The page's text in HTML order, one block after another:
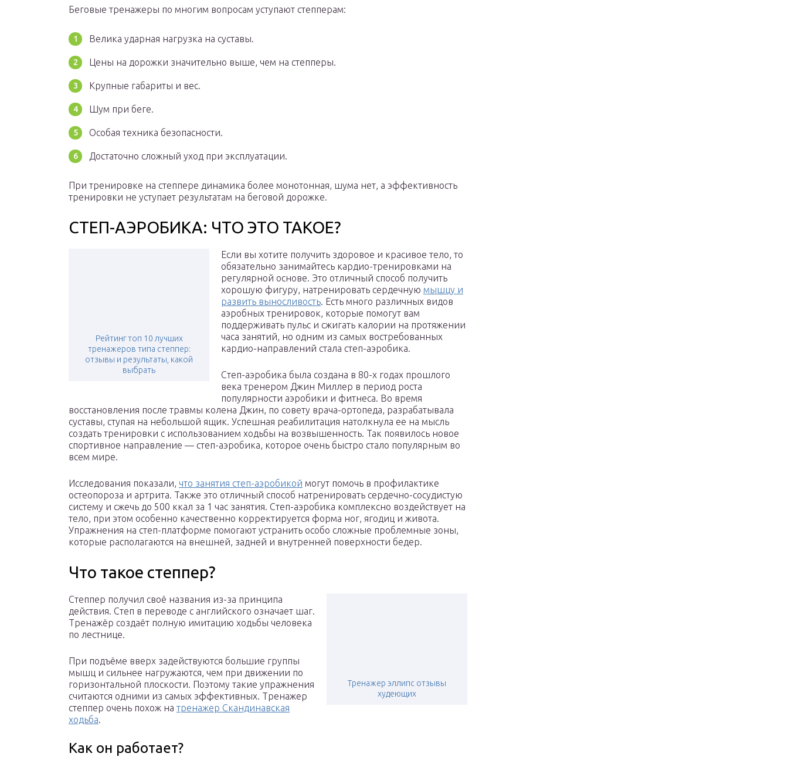
Беговые тренажеры по многим вопросам уступают степперам:
Велика ударная нагрузка на суставы.
Цены на дорожки значительно выше, чем на степперы.
Крупные габариты и вес.
Шум при беге.
Особая техника безопасности.
Достаточно сложный уход при эксплуатации.
При тренировке на степпере динамика более монотонная, шума нет, а эффективность
тренировки не уступает результатам на беговой дорожке.
СТЕП-АЭРОБИКА: ЧТО ЭТО ТАКОЕ?
Рейтинг топ 10 лучших
тренажеров типа степпер:
отзывы и результаты, какой
выбрать
Если вы хотите получить здоровое и красивое тело, то
обязательно занимайтесь кардио-тренировками на
регулярной основе. Это отличный способ получить
хорошую фигуру, натренировать сердечную мышцу и
развить выносливость. Есть много различных видов
аэробных тренировок, которые помогут вам
поддерживать пульс и сжигать калории на протяжении
часа занятий, но одним из самых востребованных
кардио-направлений стала степ-аэробика.
Степ-аэробика была создана в 80-х годах прошлого
века тренером Джин Миллер в период роста
популярности аэробики и фитнеса. Во время
восстановления после травмы колена Джин, по совету врача-ортопеда, разрабатывала
суставы, ступая на небольшой ящик. Успешная реабилитация натолкнула ее на мысль
создать тренировки с использованием ходьбы на возвышенность. Так появилось новое
спортивное направление — степ-аэробика, которое очень быстро стало популярным во
всем мире.
Исследования показали, что занятия степ-аэробикой могут помочь в профилактике
остеопороза и артрита. Также это отличный способ натренировать сердечно-сосудистую
систему и сжечь до 500 ккал за 1 час занятия. Степ-аэробика комплексно воздействует на
тело, при этом особенно качественно корректируется форма ног, ягодиц и живота.
Упражнения на степ-платформе помогают устранить особо сложные проблемные зоны,
которые располагаются на внешней, задней и внутренней поверхности бедер.
Что такое степпер?
Тренажер эллипс отзывы
худеющих
Степпер получил своё названия из-за принципа
действия. Степ в переводе с английского означает шаг.
Тренажёр создаёт полную имитацию ходьбы человека
по лестнице.
При подъёме вверх задействуются большие группы
мышц и сильнее нагружаются, чем при движении по
горизонтальной плоскости. Поэтому такие упражнения
считаются одними из самых эффективных. Тренажер
степпер очень похож на тренажер Скандинавская
ходьба.
Как он работает?